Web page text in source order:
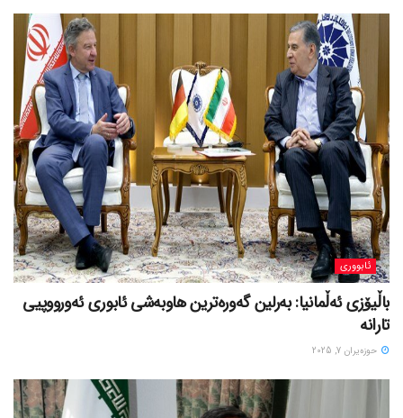
ئابووری
باڵیۆزی ئەڵمانیا: بەرلین گەورەترین هاوبەشی ئابوری ئەورووپیی
تارانە
حوزه‌یران 7, 2025